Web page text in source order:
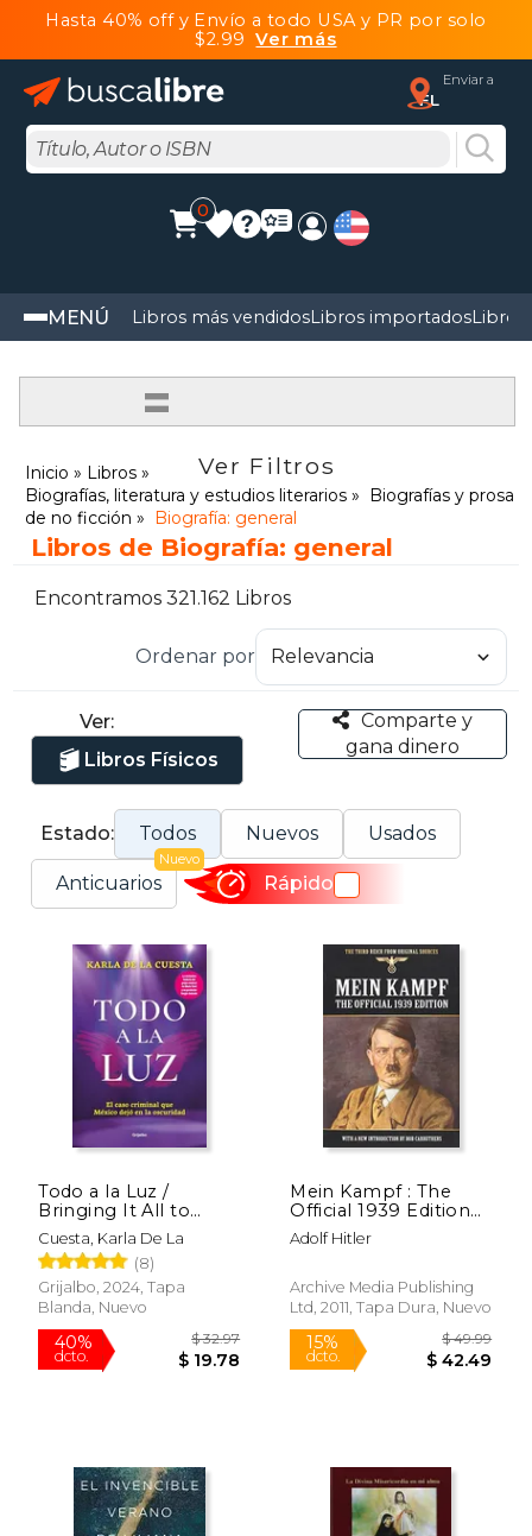
Hasta 40% off y Envío a todo USA y PR por solo
$2.99Ver más
Enviar a
FL
0
MENÚ Libros más vendidosLibros importadosLibros
=
Ver Filtros
Inicio
Libros
Biografías, literatura y estudios literarios
Biografías y prosa
de no ficción
Biografía: general
Libros de Biografía: general
Encontramos 321.162 Libros
Ordenar por
Ver:
Libros Físicos
Comparte y
gana dinero
Estado: Todos Nuevos Usados
Anticuarios
Nuevo
Rápido
Todo a la Luz /
Bringing It All to
Light
Cuesta, Karla De La
(8)
Grijalbo, 2024, Tapa
Blanda, Nuevo
40%
dcto. $ 19.78
Mein Kampf : The
Official 1939 Edition
(en Inglés)
Adolf Hitler
Archive Media Publishing
Ltd, 2011, Tapa Dura, Nuevo
15%
dcto.